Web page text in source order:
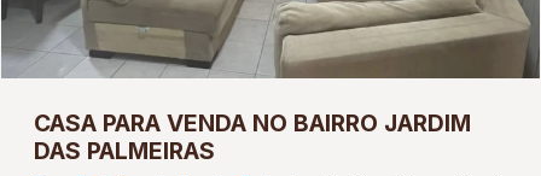
CASA PARA VENDA NO BAIRRO JARDIM
DAS PALMEIRAS